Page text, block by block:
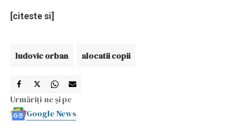
[citeste si]
ludovic orban alocatii copii
Urmăriți-ne și pe
Google News